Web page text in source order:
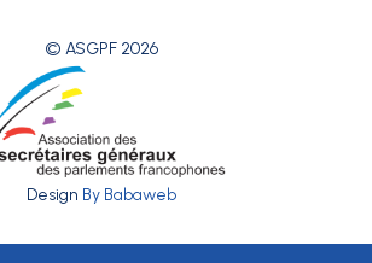
© ASGPF 2026
Design By Babaweb